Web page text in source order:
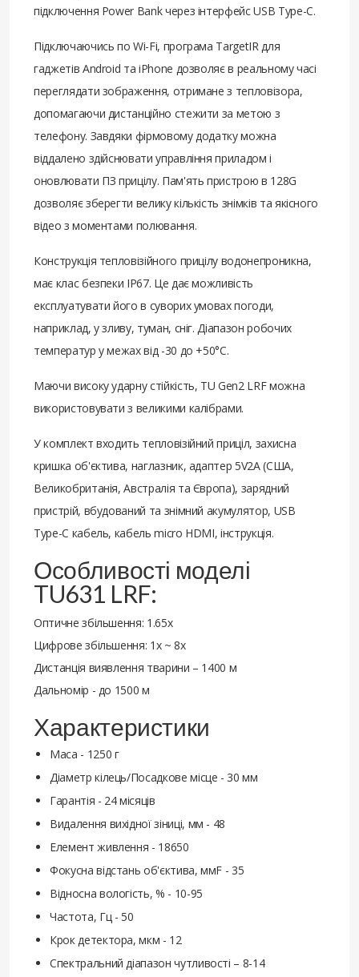
підключення Power Bank через інтерфейс USB Type-C.
Підключаючись по Wi-Fi, програма TargetIR для
гаджетів Android та iPhone дозволяє в реальному часі
переглядати зображення, отримане з тепловізора,
допомагаючи дистанційно стежити за метою з
телефону. Завдяки фірмовому додатку можна
віддалено здійснювати управління приладом і
оновлювати ПЗ прицілу. Пам'ять пристрою в 128G
дозволяє зберегти велику кількість знімків та якісного
відео з моментами полювання.
Конструкція тепловізійного прицілу водонепроникна,
має клас безпеки IP67. Це дає можливість
експлуатувати його в суворих умовах погоди,
наприклад, у зливу, туман, сніг. Діапазон робочих
температур у межах від -30 до +50°C.
Маючи високу ударну стійкість, TU Gen2 LRF можна
використовувати з великими калібрами.
У комплект входить тепловізійний приціл, захисна
кришка об'єктива, наглазник, адаптер 5V2A (США,
Великобританія, Австралія та Європа), зарядний
пристрій, вбудований та знімний акумулятор, USB
Type-C кабель, кабель micro HDMI, інструкція.
Особливості моделі
TU631 LRF:
Оптичне збільшення: 1.65x
Цифрове збільшення: 1x ~ 8x
Дистанція виявлення тварини – 1400 м
Дальномір - до 1500 м
Характеристики
Маса - 1250 г
Діаметр кілець/Посадкове місце - 30 мм
Гарантія - 24 місяців
Видалення вихідної зіниці, мм - 48
Елемент живлення - 18650
Фокусна відстань об'єктива, ммF - 35
Відносна вологість, % - 10-95
Частота, Гц - 50
Крок детектора, мкм - 12
Спектральний діапазон чутливості – 8-14